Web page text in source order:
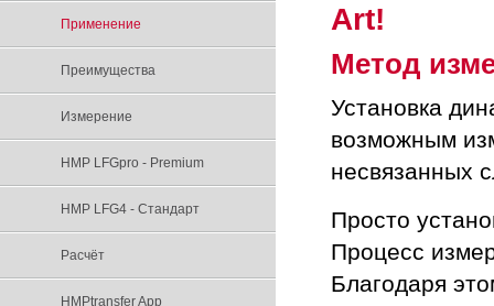
Применение
Преимуществa
Измерение
HMP LFGpro - Premium
HMP LFG4 - Стандарт
Расчёт
HMPtransfer App
Art!
Метод
Установка
возможным
несвязанных
Просто
Процесс
Благодаря